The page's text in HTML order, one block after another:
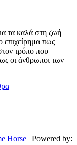
τα καλά στη ζωή
επιχείρημα πως
τρόπο που
οι άνθρωποι των
|
Horse | Powered by: